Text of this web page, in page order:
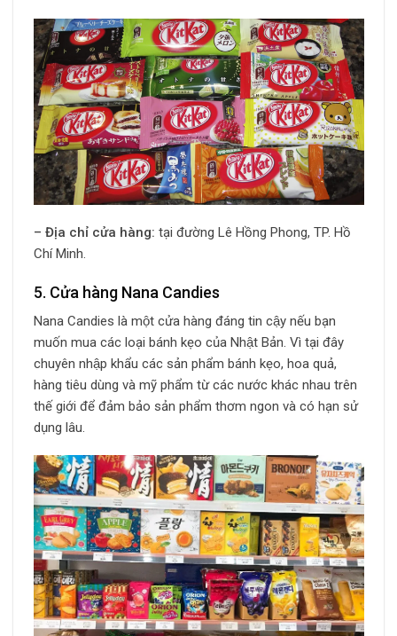
– Địa chỉ cửa hàng: tại đường Lê Hồng Phong, TP. Hồ
Chí Minh.
5. Cửa hàng Nana Candies
Nana Candies là một cửa hàng đáng tin cậy nếu bạn
muốn mua các loại bánh kẹo của Nhật Bản. Vì tại đây
chuyên nhập khẩu các sản phẩm bánh kẹo, hoa quả,
hàng tiêu dùng và mỹ phẩm từ các nước khác nhau trên
thế giới để đảm bảo sản phẩm thơm ngon và có hạn sử
dụng lâu.